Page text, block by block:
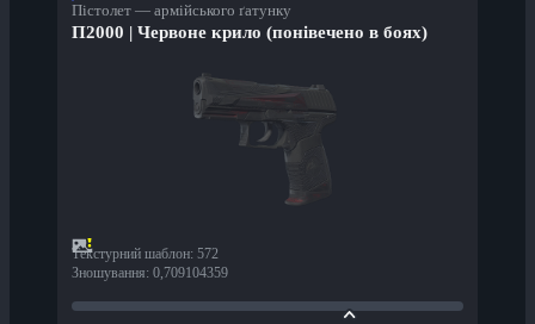
Пістолет — армійського ґатунку
П2000 | Червоне крило (понівечено в боях)
Текстурний шаблон: 572
Зношування: 0,709104359